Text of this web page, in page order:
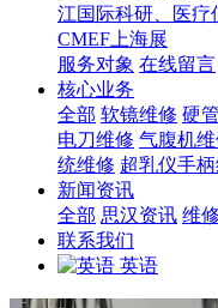
江国际科研、医疗
CMEF上海展
服务对象 在线留言
核心业务
全部 软镜维修 硬
电刀维修 气腹机维
统维修 超乳仪手
新闻资讯
全部 思汉资讯 维
联系我们
英语